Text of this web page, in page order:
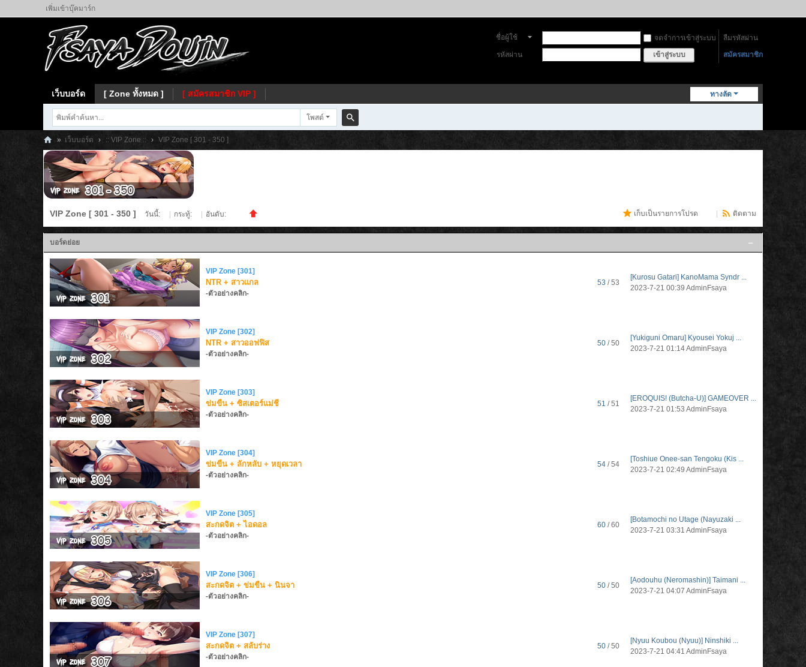
เพิ่มเข้าบุ๊คมาร์ก
ชื่อผู้ใช้ จดจำการเข้าสู่ระบบ
ลืมรหัสผ่าน
รหัสผ่าน
เข้าสู่ระบบ สมัครสมาชิก
ทางลัด
เว็บบอร์ด [ Zone ทั้งหมด ] [ สมัครสมาชิก VIP ]
โพสต์
้น
Fs
ay
» เว็บบอร์ด › :: VIP Zone :: › VIP Zone [ 301 - 350 ]
เก็บเป็นรายการโปรด ติดตาม
VIP Zone [ 301 - 350 ] วันนี้: กระทู้: อันดับ:
บอร์ดย่อย
VIP Zone [301]
NTR + สาวแกล
-ตัวอย่างคลิก-
53 / 53
[Kurosu Gatari] KanoMama Syndr ...
2023-7-21 00:39 AdminFsaya
VIP Zone [302]
NTR + สาวออฟฟิส
-ตัวอย่างคลิก-
50 / 50
[Yukiguni Omaru] Kyousei Yokuj ...
2023-7-21 01:14AdminFsaya
VIP Zone [303]
ข่มขืน + ซิสเตอร์แม่ชี
-ตัวอย่างคลิก-
51 / 51
[EROQUIS! (Butcha-U)] GAMEOVER ...
2023-7-21 01:53 AdminFsaya
VIP Zone [304]
ข่มขืน + ลักหลับ + หยุดเวลา
-ตัวอย่างคลิก-
54 / 54
[Toshiue Onee-san Tengoku (Kis ...
2023-7-21 02:49 AdminFsaya
VIP Zone [305]
สะกดจิต + ไอดอล
-ตัวอย่างคลิก-
60 / 60
[Botamochi no Utage (Nayuzaki ...
2023-7-21 03:31 AdminFsaya
VIP Zone [306]
สะกดจิต + ข่มขืน + นินจา
-ตัวอย่างคลิก-
50 / 50
[Aodouhu (Neromashin)] Taimani ...
2023-7-21 04:07 AdminFsaya
VIP Zone [307]
สะกดจิต + สลับร่าง
-ตัวอย่างคลิก-
50 / 50
[Nyuu Koubou (Nyuu)] Ninshiki ...
2023-7-21 04:41 AdminFsaya